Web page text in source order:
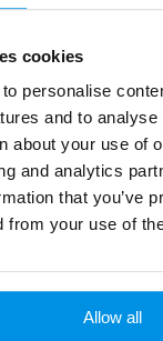
cookies
personalise
and to
about your use of
and analytics
that you’ve
from your use of
Allow all